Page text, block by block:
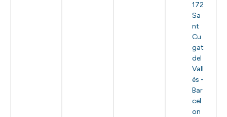
172
Sa
nt
Cu
gat
del
Vall
ès -
Bar
cel
on